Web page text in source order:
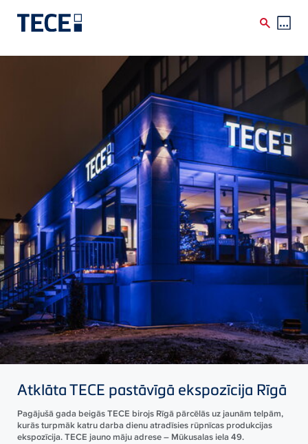
Skip to main content
AtklātaTECE pastāvīgā ekspozīcija Rīgā
Pagājušā gada beigās TECE birojs Rīgā pārcēlās uz jaunām telpām,
kurās turpmāk katru darba dienu atradīsies rūpnīcas produkcijas
ekspozīcija. TECE jauno māju adrese – Mūkusalas iela 49.